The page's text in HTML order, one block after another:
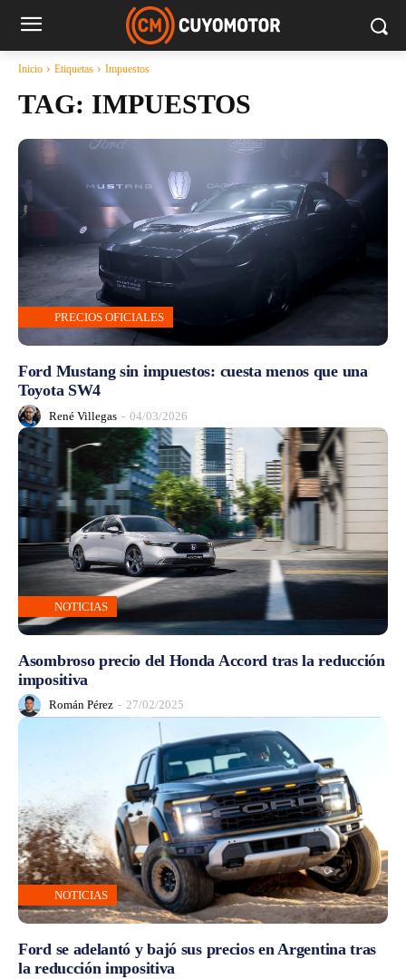
Inicio Etiquetas Impuestos
TAG: IMPUESTOS
PRECIOS OFICIALES
Ford Mustang sin impuestos: cuesta menos que una
Toyota SW4
René Villegas - 04/03/2026
NOTICIAS
Asombroso precio del Honda Accord tras la reducción
impositiva
Román Pérez - 27/02/2025
NOTICIAS
Ford se adelantó y bajó sus precios en Argentina tras
la reducción impositiva